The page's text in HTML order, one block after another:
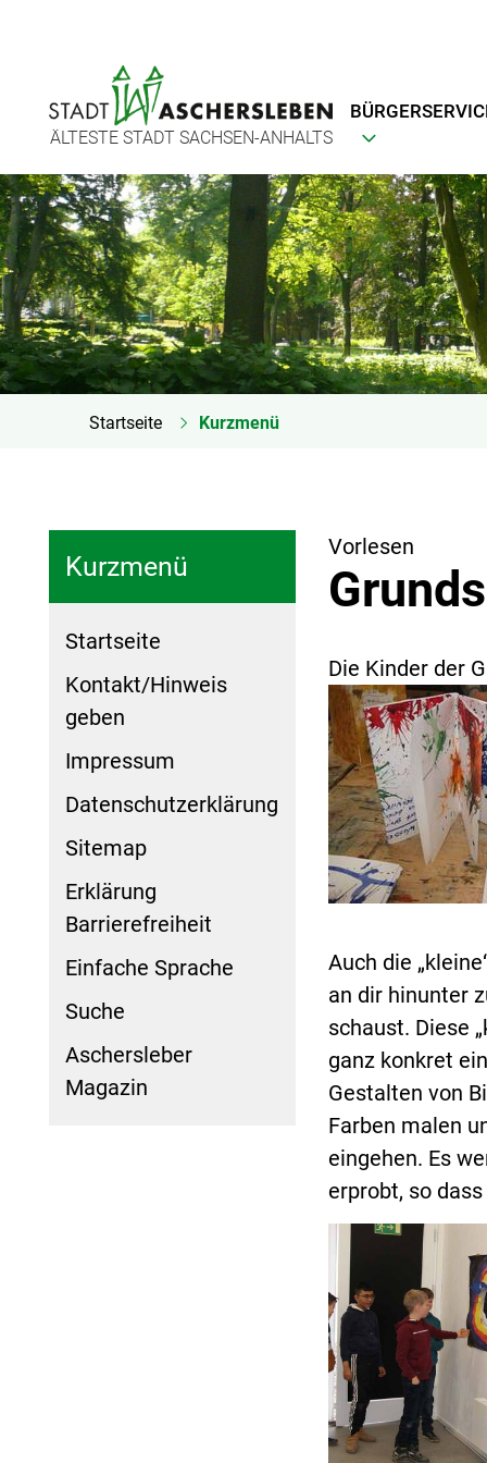
ÄLTESTE STADT SACHSEN-ANHALTS
Startseite Kurzmenü
Kurzmenü
Startseite
Kontakt/Hinweis
geben
Impressum
Datenschutzerklärung
Sitemap
Erklärung
Barrierefreiheit
Einfache Sprache
Suche
Aschersleber
Magazin
Vorlesen
Die Kinder der
Auch die
an dir hinunter
schaust. Diese
ganz konkret
Gestalten von
Farben malen
eingehen. Es
erprobt, so